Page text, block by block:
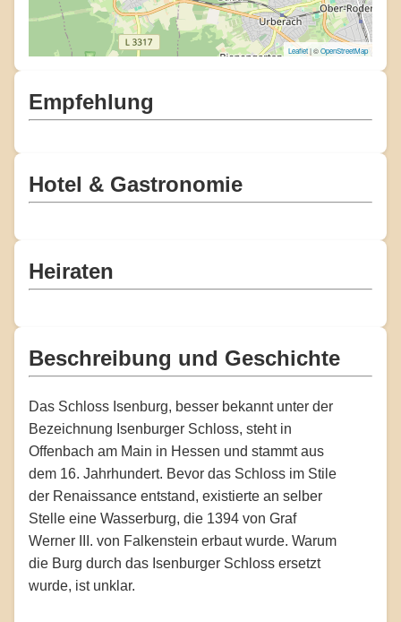
Leaflet| ©OpenStreetMap
Empfehlung
Hotel & Gastronomie
Heiraten
Beschreibung und Geschichte
Das Schloss Isenburg, besser bekannt unter der
Bezeichnung Isenburger Schloss, steht in
Offenbach am Main in Hessen und stammt aus
dem 16. Jahrhundert. Bevor das Schloss im Stile
der Renaissance entstand, existierte an selber
Stelle eine Wasserburg, die 1394 von Graf
Werner III. von Falkenstein erbaut wurde. Warum
die Burg durch das Isenburger Schloss ersetzt
wurde, ist unklar.